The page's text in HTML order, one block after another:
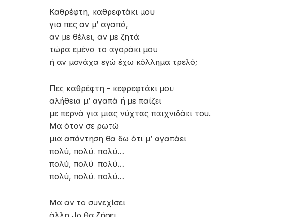
Καθρέφτη, καθρεφτάκι μου
για πες αν μ’ αγαπά,
αν με θέλει, αν με ζητά
τώρα εμένα το αγοράκι μου
ή αν μονάχα εγώ έχω κόλλημα τρελό;
Πες καθρέφτη – κεφρεφτάκι μου
αλήθεια μ’ αγαπά ή με παίζει
με περνά για μιας νύχτας παιχνιδάκι του.
Μα όταν σε ρωτώ
μια απάντηση θα δω ότι μ’ αγαπάει
πολύ, πολύ, πολύ…
πολύ, πολύ, πολύ…
πολύ, πολύ, πολύ…
Μα αν το συνεχίσει
άλλη Jo θα ζήσει